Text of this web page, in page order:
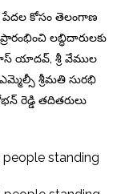
కోసం తెలంగాణ
లబ్ధిదారులకు
యాదవ్, శ్రీ వేముల
శ్రీమతి సురభి
రెడ్డి తదితరులు